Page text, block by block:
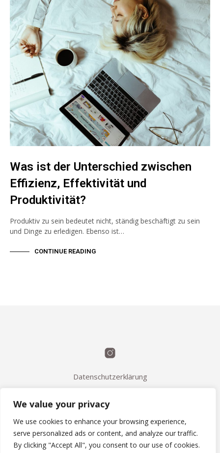
We value your privacy
We use cookies to enhance your browsing experience,
serve personalized ads or content, and analyze our traffic.
By clicking "Accept All", you consent to our use of cookies.
Was ist der Unterschied zwischen
Effizienz, Effektivität und
Produktivität?
Produktiv zu sein bedeutet nicht, ständig beschäftigt zu sein
und Dinge zu erledigen. Ebenso ist…
CONTINUE READING
Datenschutzerklärung
FAQ / Q&A
AGB
Impressum